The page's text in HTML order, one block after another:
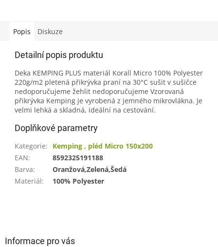
Popis Diskuze
Detailní popis produktu
Deka KEMPING PLUS materiál Korall Micro 100% Polyester
220g/m2 pletená přikrývka praní na 30°C sušit v sušičce
nedoporučujeme žehlit nedoporučujeme Vzorovaná
přikrývka Kemping je vyrobená z jemného mikrovlákna. Je
velmi lehká a skladná, ideální na cestování.
Doplňkové parametry
Kategorie:
Kemping , pléd Micro 150x200
EAN:
8592325191188
Barva:
Oranžová,Zelená,Šedá
Materiál: 100% Polyester
Informace pro vás